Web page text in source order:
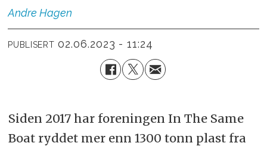
Andre Hagen
PUBLISERT 02.06.2023 - 11:24
Siden 2017 har foreningen In The Same
Boat ryddet mer enn 1300 tonn plast fra